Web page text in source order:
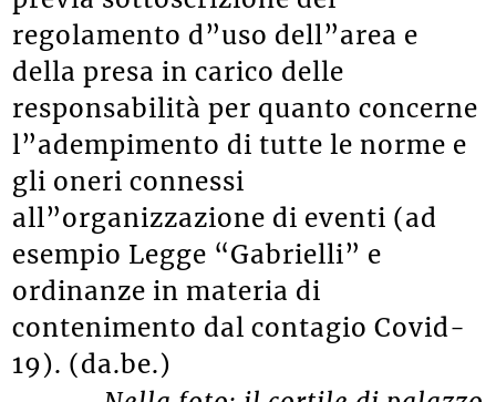
previa sottoscrizione del
regolamento d”uso dell”area e
della presa in carico delle
responsabilità per quanto concerne
l”adempimento di tutte le norme e
gli oneri connessi
all”organizzazione di eventi (ad
esempio Legge “Gabrielli” e
ordinanze in materia di
contenimento dal contagio Covid-
19). (da.be.)